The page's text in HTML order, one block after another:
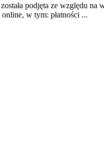
podjęta ze względu
w tym: płatności ...